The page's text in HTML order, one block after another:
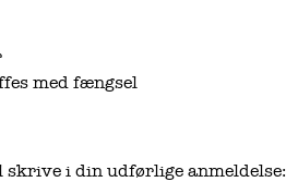
med fængsel
skrive i din udførlige anmeldelse: